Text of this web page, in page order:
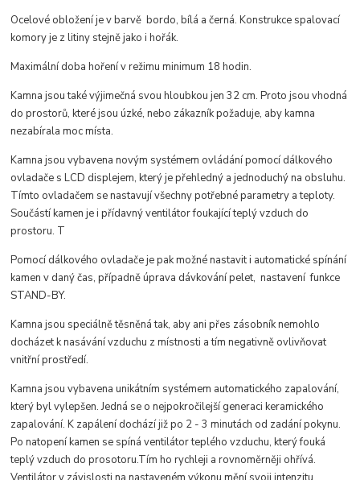
Ocelové obložení je v barvě bordo, bílá a černá. Konstrukce spalovací
komory je z litiny stejně jako i hořák.
Maximální doba hoření v režimu minimum 18 hodin.
Kamna jsou také výjimečná svou hloubkou jen 32 cm. Proto jsou vhodná
do prostorů, které jsou úzké, nebo zákazník požaduje, aby kamna
nezabírala moc místa.
Kamna jsou vybavena novým systémem ovládání pomocí dálkového
ovladače s LCD displejem, který je přehledný a jednoduchý na obsluhu.
Tímto ovladačem se nastavují všechny potřebné parametry a teploty.
Součástí kamen je i přídavný ventilátor foukající teplý vzduch do
prostoru. T
Pomocí dálkového ovladače je pak možné nastavit i automatické spínání
kamen v daný čas, případně úprava dávkování pelet, nastavení funkce
STAND-BY.
Kamna jsou speciálně těsněná tak, aby ani přes zásobník nemohlo
docházet k nasávání vzduchu z místnosti a tím negativně ovlivňovat
vnitřní prostředí.
Kamna jsou vybavena unikátním systémem automatického zapalování,
který byl vylepšen. Jedná se o nejpokročilejší generaci keramického
zapalování. K zapálení dochází již po 2 - 3 minutách od zadání pokynu.
Po natopení kamen se spíná ventilátor teplého vzduchu, který fouká
teplý vzduch do prosotoru.Tím ho rychleji a rovnoměrněji ohřívá.